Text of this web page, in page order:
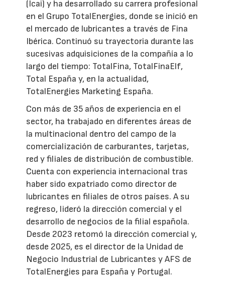
(Icai) y ha desarrollado su carrera profesional
en el Grupo TotalEnergies, donde se inició en
el mercado de lubricantes a través de Fina
Ibérica. Continuó su trayectoria durante las
sucesivas adquisiciones de la compañía a lo
largo del tiempo: TotalFina, TotalFinaElf,
Total España y, en la actualidad,
TotalEnergies Marketing España.
Con más de 35 años de experiencia en el
sector, ha trabajado en diferentes áreas de
la multinacional dentro del campo de la
comercialización de carburantes, tarjetas,
red y filiales de distribución de combustible.
Cuenta con experiencia internacional tras
haber sido expatriado como director de
lubricantes en filiales de otros países. A su
regreso, lideró la dirección comercial y el
desarrollo de negocios de la filial española.
Desde 2023 retomó la dirección comercial y,
desde 2025, es el director de la Unidad de
Negocio Industrial de Lubricantes y AFS de
TotalEnergies para España y Portugal.